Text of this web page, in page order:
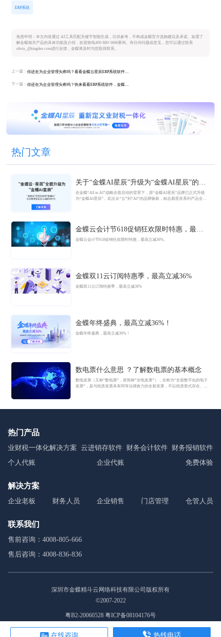
ERP系统
免责申明：本文内容通过 AI工具匹配关键字智能生成，仅供参考，不构成金蝶官方选购建议及承诺。如需了
解金蝶相关产品的具体功能及介绍，欢迎致电400-880-5666垂询。有任何问题或意见，您可以通过联系
olivia_@kingdee.com进行反馈，金蝶将及时与您取得联系。
上一篇： 你还在为企业管理头疼吗？看看金蝶云星辰ERP系统软件如何助力企业轻松升级！
下一篇： 你还在为企业管理头疼吗？快来看看ERP系统软件，金蝶云星辰助你一臂之力！
热门文章
关于“金蝶AI星辰”升级为“金蝶AI星辰”的官
方公告
在金蝶“All in AI”战略全面启动的背景下，原“金蝶AI星辰”品牌已正式升级
为“金蝶AI星辰”。此次从“云”到“AI”的品牌焕新，标志着星辰系列产品全面
金蝶云会计节618促销狂欢限时特惠，最高
立减36%
金蝶云会计节618促销狂欢限时特惠，最高立减36%。
金蝶双11云订阅特惠季，最高立减36%
金蝶双11云订阅特惠季，最高立减36%
金蝶年终盛典，最高立减36%！
金蝶年终盛典，最高立减36%！
数电票什么意思 ？了解数电票的基本概念
数电发票（又称“数电票”，原简称“全电发票”），全称为“全面数字化的电子
发票”，是与纸质发票具有同等法律效力的全新发票，不以纸质形式存在、不
热门产品
业财税一体化解决方案 云进销存软件 财务会计软件 财务报销软件
个人代账
企业代账 免费体验
解决方案
企业老板 财务人员 企业销售 门店管理 仓管人员
联系我们
售前咨询：4008-805-666
售后咨询：4008-836-836
深圳市金蝶精斗云网络科技有限公司版权所有
©2007-2022
粤B2-20060528 粤ICP备08104176号
在线咨询 热线电话